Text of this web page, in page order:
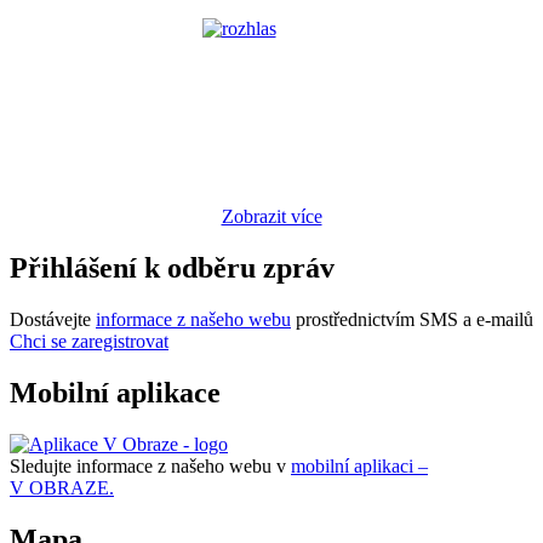
Zobrazit více
Přihlášení k odběru zpráv
Dostávejte informace z našeho webu prostřednictvím SMS a e-mailů
Chci se zaregistrovat
Mobilní aplikace
Sledujte informace z našeho webu v mobilní aplikaci –
V OBRAZE.